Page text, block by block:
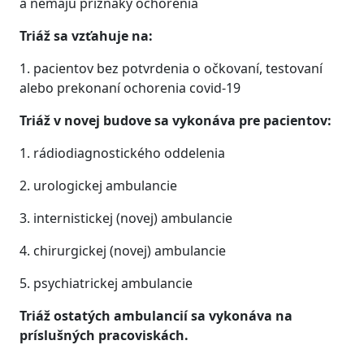
Triážsa vzťahuje na:
1. pacientov bez potvrdenia o očkovaní, testovaní
alebo prekonaní ochorenia covid-19
Triážv novej budove sa vykonáva pre pacientov:
1. rádiodiagnostického oddelenia
2. urologickej ambulancie
3. internistickej (novej) ambulancie
4. chirurgickej (novej) ambulancie
5. psychiatrickej ambulancie
Triážostatých ambulancií sa vykonáva na
príslušných pracoviskách.